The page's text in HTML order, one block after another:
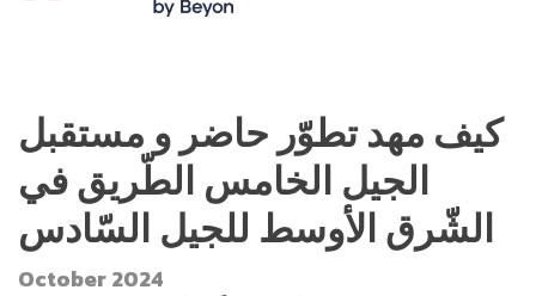
كيف مهد تطوّر حاضر و مستقبل
الجيل الخامس الطّريق في
الشّرق الأوسط للجيل السّادس
October 2024